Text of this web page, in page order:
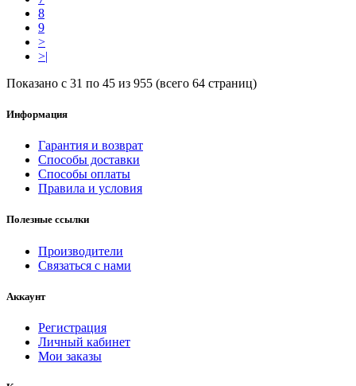
8
9
>
>|
Показано с 31 по 45 из 955 (всего 64 страниц)
Информация
Гарантия и возврат
Способы доставки
Способы оплаты
Правила и условия
Полезные ссылки
Производители
Связаться с нами
Аккаунт
Регистрация
Личный кабинет
Мои заказы